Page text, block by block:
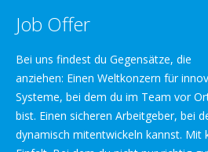
Job Offer
Bei uns findest du Gegensätze, die
anziehen: Einen Weltkonzern für
Systeme, bei dem du im Team vor
bist. Einen sicheren Arbeitgeber, bei
dynamisch mitentwickeln kannst. Mit